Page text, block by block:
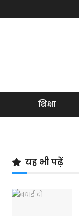
शिक्षा
यह भी पढ़ें